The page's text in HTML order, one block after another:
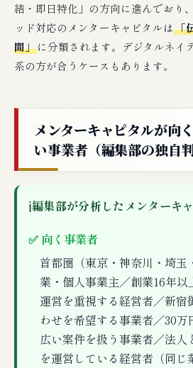
結・即日特化」の方向に進んでおり
ッド対応のメンターキャピタルは「
間」に分類されます。デジタルネイ
系の方が合うケースもあります。
メンターキャピタルが向
い事業者（編集部の独自判
ℹ編集部が分析したメンターキ
✅ 向く事業者
首都圏（東京・神奈川・埼玉
業・個人事業主／創業16年
運営を重視する経営者／新宿
わせを希望する事業者／30
広い案件を扱う事業者／法人
を運営している経営者（同じ